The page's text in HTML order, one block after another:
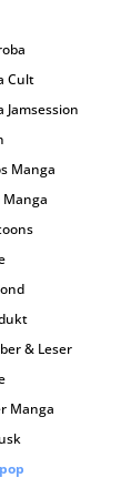
Cult
Jamsession
Manga
Manga
& Leser
Manga